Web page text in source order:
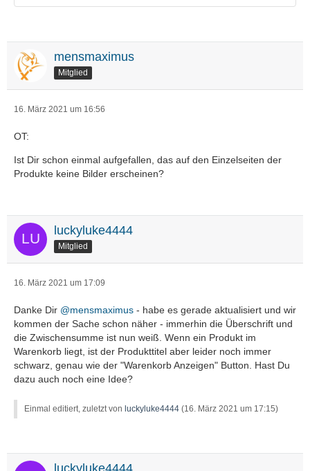
mensmaximus
Mitglied
16. März 2021 um 16:56
OT:
Ist Dir schon einmal aufgefallen, das auf den Einzelseiten der
Produkte keine Bilder erscheinen?
luckyluke4444
Mitglied
16. März 2021 um 17:09
Danke Dir @mensmaximus - habe es gerade aktualisiert und wir
kommen der Sache schon näher - immerhin die Überschrift und
die Zwischensumme ist nun weiß. Wenn ein Produkt im
Warenkorb liegt, ist der Produkttitel aber leider noch immer
schwarz, genau wie der "Warenkorb Anzeigen" Button. Hast Du
dazu auch noch eine Idee?
Einmal editiert, zuletzt von luckyluke4444 (16. März 2021 um 17:15)
luckyluke4444